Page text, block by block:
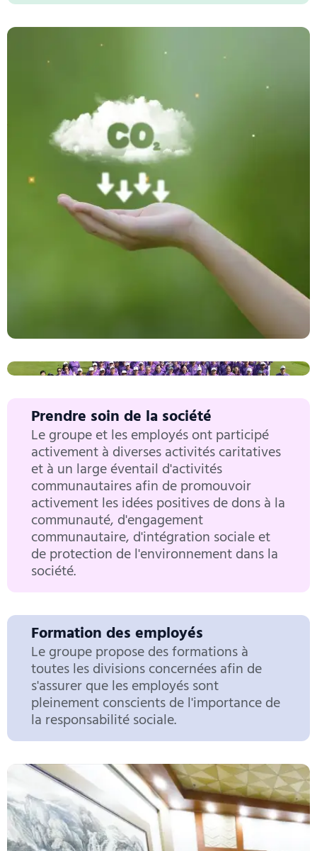
Prendre soin de la société
Le groupe et les employés ont participé
activement à diverses activités caritatives
et à un large éventail d'activités
communautaires afin de promouvoir
activement les idées positives de dons à la
communauté, d'engagement
communautaire, d'intégration sociale et
de protection de l'environnement dans la
société.
Formation des employés
Le groupe propose des formations à
toutes les divisions concernées afin de
s'assurer que les employés sont
pleinement conscients de l'importance de
la responsabilité sociale.